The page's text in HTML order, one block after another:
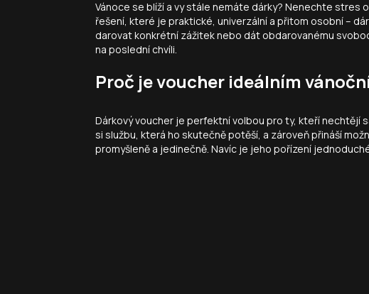
Vánoce se blíží a vy stále nemáte dárky? Nenechte stres
řešení, které je praktické, univerzální a přitom osobní –
darovat konkrétní zážitek nebo dát obdarovanému
na poslední chvíli.
Proč je voucher ideálním
Dárkový voucher je perfektní volbou pro ty, kteří nechtějí
si službu, která ho skutečně potěší, a zároveň přináší
promyšleně a jedinečně. Navíc je jeho pořízení